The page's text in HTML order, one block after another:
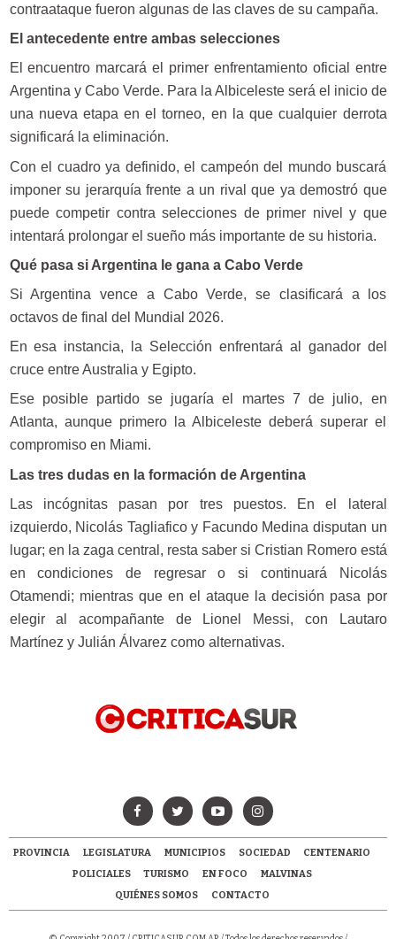
contraataque fueron algunas de las claves de su campaña.
El antecedente entre ambas selecciones
El encuentro marcará el primer enfrentamiento oficial entre
Argentina y Cabo Verde. Para la Albiceleste será el inicio de
una nueva etapa en el torneo, en la que cualquier derrota
significará la eliminación.
Con el cuadro ya definido, el campeón del mundo buscará
imponer su jerarquía frente a un rival que ya demostró que
puede competir contra selecciones de primer nivel y que
intentará prolongar el sueño más importante de su historia.
Qué pasa si Argentina le gana a Cabo Verde
Si Argentina vence a Cabo Verde, se clasificará a los
octavos de final del Mundial 2026.
En esa instancia, la Selección enfrentará al ganador del
cruce entre Australia y Egipto.
Ese posible partido se jugaría el martes 7 de julio, en
Atlanta, aunque primero la Albiceleste deberá superar el
compromiso en Miami.
Las tres dudas en la formación de Argentina
Las incógnitas pasan por tres puestos. En el lateral
izquierdo, Nicolás Tagliafico y Facundo Medina disputan un
lugar; en la zaga central, resta saber si Cristian Romero está
en condiciones de regresar o si continuará Nicolás
Otamendi; mientras que en el ataque la decisión pasa por
elegir al acompañante de Lionel Messi, con Lautaro
Martínez y Julián Álvarez como alternativas.
PROVINCIA LEGISLATURA MUNICIPIOS SOCIEDAD
CENTENARIO
POLICIALES
TURISMO EN FOCO
MALVINAS
QUIÉNES SOMOS
CONTACTO